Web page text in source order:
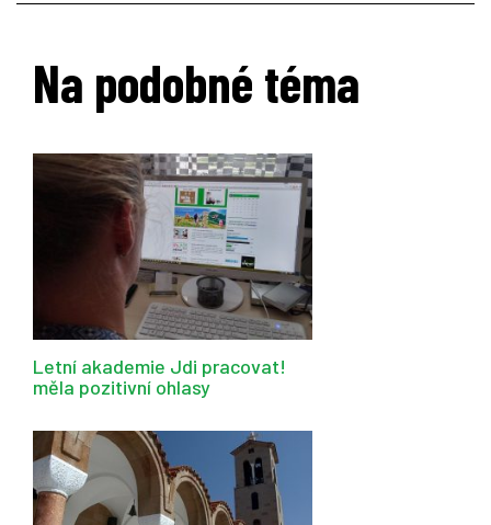
Na podobné téma
Letní akademie Jdi pracovat!
měla pozitivní ohlasy